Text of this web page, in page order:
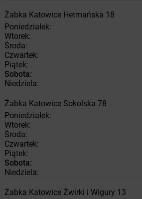
Żabka Katowice Hetmańska 18
Poniedziałek:
Wtorek:
Środa:
Czwartek:
Piątek:
Sobota:
Niedziela:
Żabka Katowice Sokolska 78
Poniedziałek:
Wtorek:
Środa:
Czwartek:
Piątek:
Sobota:
Niedziela:
Żabka Katowice Żwirki i Wigury 13